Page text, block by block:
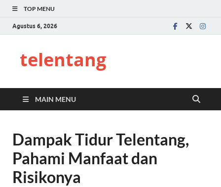
TOP MENU
Agustus 6, 2026
telentang
MAIN MENU
Dampak Tidur Telentang,
Pahami Manfaat dan
Risikonya